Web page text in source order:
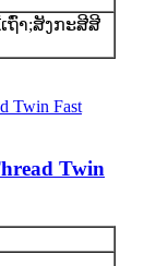
ຖົ່າ;ສັງກະສີສີ
Twin